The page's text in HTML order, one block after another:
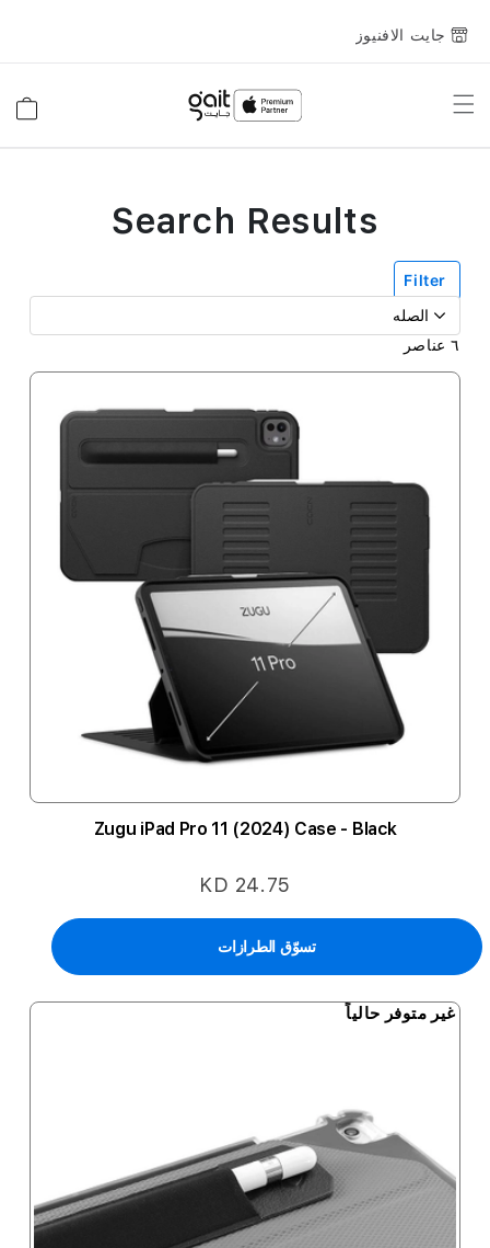
جايت الافنيوز
Toggle
Filter
٦عناصر
Zugu iPad Pro 11 (2024) Case - Black
KD 24.75
تسوّق الطرازات
غير متوفر حالياً
Search Results